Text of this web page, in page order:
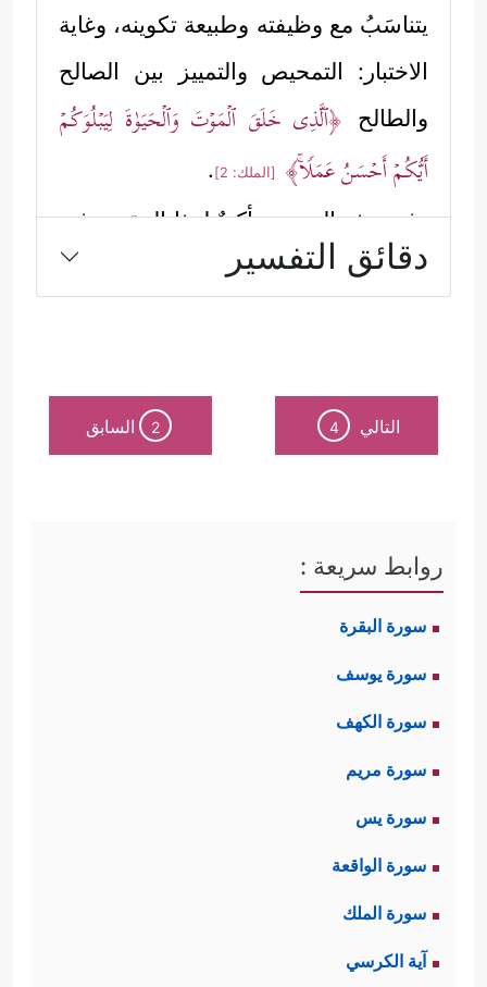
يتناسَبُ مع وظيفته وطبيعة تكوينه، وغاية
الاختبار: التمحيص والتمييز بين الصالح
والطالح
﴿ٱلَّذِی خَلَقَ ٱلۡمَوۡتَ وَٱلۡحَیَوٰةَ لِیَبۡلُوَكُمۡ
أَیُّكُمۡ أَحۡسَنُ عَمَلࣰاۚ﴾
[الملك: 2]
.
وفي هذه السورة تأكيدٌ لهذا المقصد في
حقِّ الناس أجمعين، وفي حقِّ المُنتسِبِين
أولًا: دَفَعَ القرآنُ توهُّم بعض المُنتسِبِين
یُتۡرَكُوۤاْ أَن یَقُولُوۤاْ ءَامَنَّا وَهُمۡ لَا یُفۡتَنُونَ
ٱلۡكَـٰذِبِینَ﴾
دقائق التفسير
التالي 4
2 السابق
روابط سريعة :
سورة البقرة
سورة يوسف
سورة الكهف
سورة مريم
سورة يس
سورة الواقعة
سورة الملك
آية الكرسي